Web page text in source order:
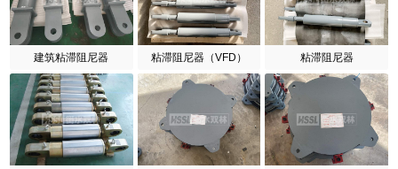
建筑粘滞阻尼器 粘滞阻尼器（VFD） 粘滞阻尼器